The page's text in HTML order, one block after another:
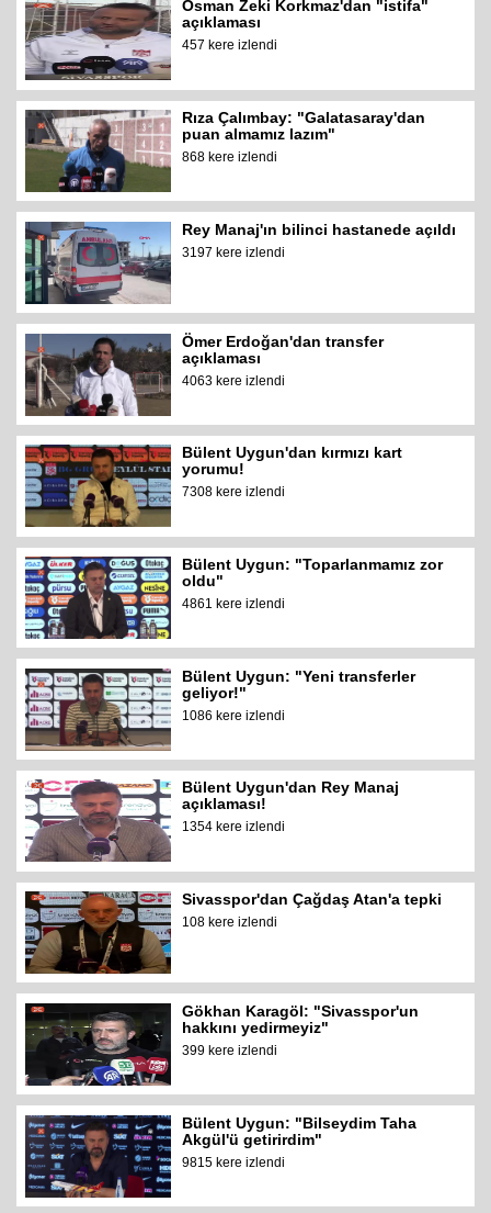
Osman Zeki Korkmaz'dan "istifa"
açıklaması
457 kere izlendi
Rıza Çalımbay: "Galatasaray'dan
puan almamız lazım"
868 kere izlendi
Rey Manaj'ın bilinci hastanede açıldı
3197 kere izlendi
Ömer Erdoğan'dan transfer
açıklaması
4063 kere izlendi
Bülent Uygun'dan kırmızı kart
yorumu!
7308 kere izlendi
Bülent Uygun: "Toparlanmamız zor
oldu"
4861 kere izlendi
Bülent Uygun: "Yeni transferler
geliyor!"
1086 kere izlendi
Bülent Uygun'dan Rey Manaj
açıklaması!
1354 kere izlendi
Sivasspor'dan Çağdaş Atan'a tepki
108 kere izlendi
Gökhan Karagöl: "Sivasspor'un
hakkını yedirmeyiz"
399 kere izlendi
Bülent Uygun: "Bilseydim Taha
Akgül'ü getirirdim"
9815 kere izlendi